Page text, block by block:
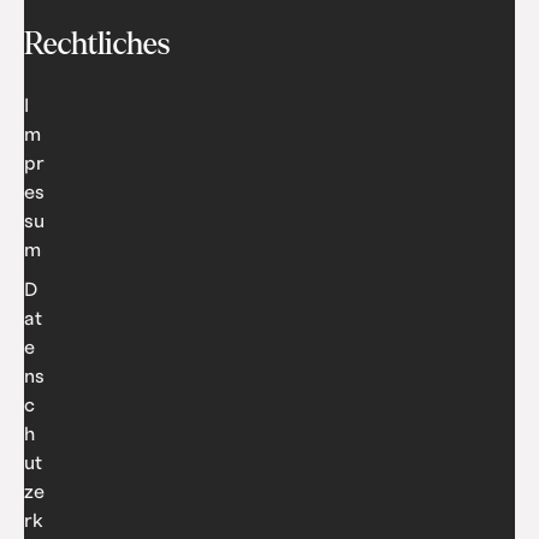
Rechtliches
m
pr
es
su
m
D
at
e
ns
c
h
ut
ze
rk